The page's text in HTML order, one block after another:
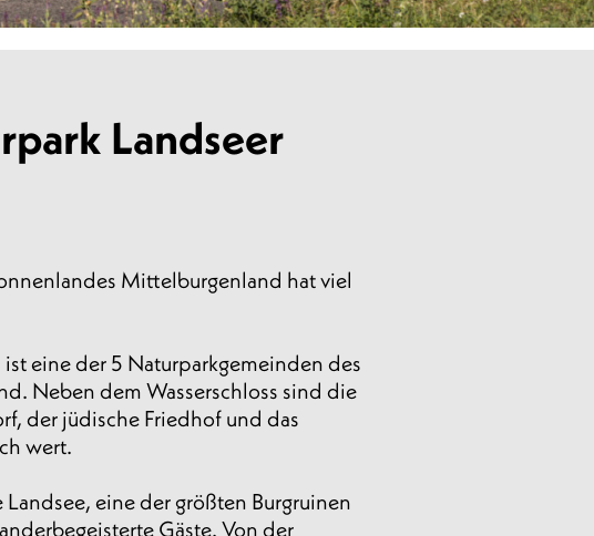
Landseer
Mittelburgenland hat viel
eine der 5 Naturparkgemeinden des
Neben dem Wasserschloss sind die
der jüdische Friedhof und das
wert.
eine der größten Burgruinen
Gäste. Von der